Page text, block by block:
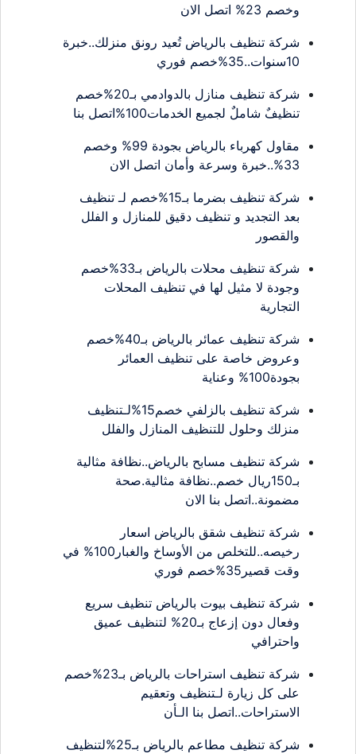
وخصم 23% اتصل الان
شركة تنظيف بالرياض تُعيد رونق منزلك..خبرة
10سنوات..35%خصم فوري
شركة تنظيف منازل بالدوادمي بـ20%خصم
تنظيفٌ شاملٌ لجميع الخدمات100%اتصل بنا
مقاول كهرباء بالرياض بجودة 99% وخصم
33%..خبرة وسرعة وأمان اتصل الان
شركة تنظيف بضرما بـ15%خصم لـ تنظيف
بعد التجديد و تنظيف دقيق للمنازل و الفلل
والقصور
شركة تنظيف محلات بالرياض بـ33%خصم
وجودة لا مثيل لها في تنظيف المحلات
التجارية
شركة تنظيف عمائر بالرياض بـ40%خصم
وعروض خاصة على تنظيف العمائر
بجودة100% وعناية
شركة تنظيف بالزلفي خصم15%لـتنظيف
منزلك وحلول للتنظيف المنازل والفلل
شركة تنظيف مسابح بالرياض..نظافة مثالية
بـ150ريال خصم..نظافة مثالية.صحة
مضمونة..اتصل بنا الان
شركة تنظيف شقق بالرياض اسعار
رخيصه..للتخلص من الأوساخ والغبار100% في
وقت قصير35%خصم فوري
شركة تنظيف بيوت بالرياض تنظيف سريع
وفعال دون إزعاج بـ20% لتنظيف عميق
واحترافي
شركة تنظيف استراحات بالرياض بـ23%خصم
على كل زيارة لـتنظيف وتعقيم
الاستراحات..اتصل بنا الـأن
شركة تنظيف مطاعم بالرياض بـ25%لتنظيف